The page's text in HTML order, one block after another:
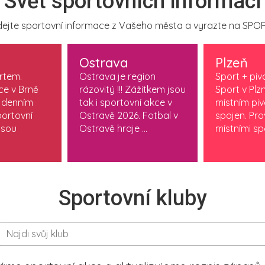
sportovní informace z Vašeho města a vyrazte na
v Brně
Ostrava
Ostrava je region
rázovitý !!! Zážitkem jsou
tak i sportovní akce v
Ostravě 2026. Fotbal v
Ostravě hraje ...
Plzeň
Sport +
Sport v
místním
spojen.
místními
Sportovní kluby